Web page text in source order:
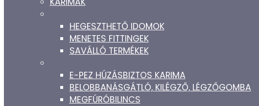
HEGESZTHETŐ IDOMOK
MENETES FITTINGEK
SAVÁLLÓ TERMÉKEK
E-PEZ HÚZÁSBIZTOS KARIMA
BELOBBANÁSGÁTLÓ, KILÉGZŐ, LÉGZŐGOMBA
MEGFÚRÓBILINCS